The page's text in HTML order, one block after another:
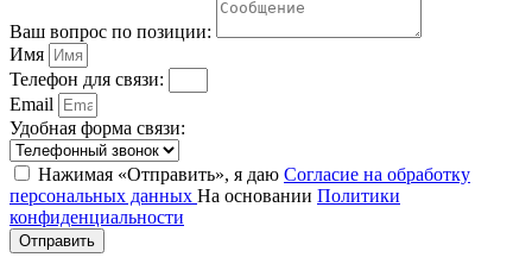
Ваш вопрос по позиции:
Имя
Телефон для связи:
Email
Удобная форма связи:
Нажимая «Отправить», я даю Согласие на обработку
персональных данных На основании Политики
конфиденциальности
Отправить